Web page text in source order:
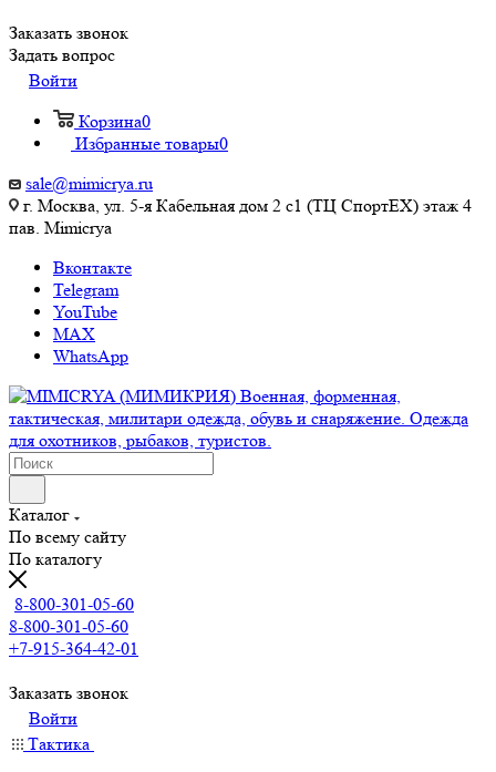
Заказать звонок
Задать вопрос
Войти
Корзина0
Избранные товары0
sale@mimicrya.ru
г. Москва, ул. 5-я Кабельная дом 2 с1 (ТЦ СпортEX) этаж 4
пав. Mimicrya
Вконтакте
Telegram
YouTube
MAX
WhatsApp
Каталог
По всему сайту
По каталогу
8-800-301-05-60
8-800-301-05-60
+7-915-364-42-01
Заказать звонок
Войти
Тактика